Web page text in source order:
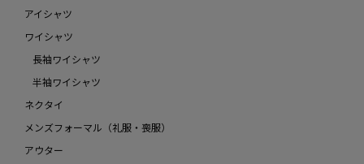
アイシャツ
ワイシャツ
長袖ワイシャツ
半袖ワイシャツ
ネクタイ
メンズフォーマル（礼服・喪服）
アウター